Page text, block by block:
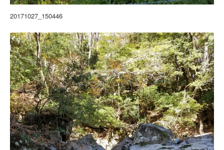
20171027_150446